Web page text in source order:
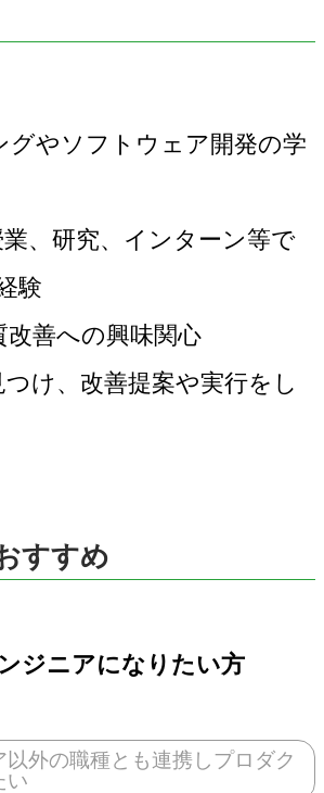
グやソフトウェア開発の学
、研究、インターン等で
験
善への興味関心
け、改善提案や実行をし
すすめ
ジニアになりたい方
以外の職種とも連携しプロダク
い